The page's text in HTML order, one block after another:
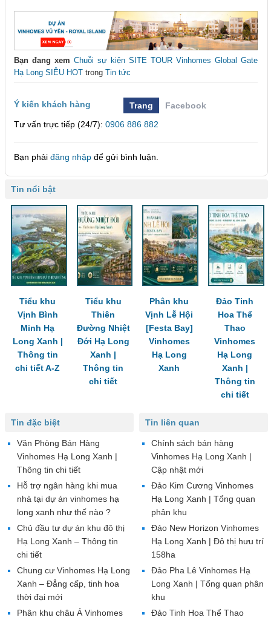
Bạn đang xem Chuỗi sự kiện SITE TOUR Vinhomes Global Gate
Hạ Long SIÊU HOT trong Tin tức
Ý kiến khách hàng Trang
Facebook
Tư vấn trực tiếp (24/7): 0906 886 882
Bạn phải đăng nhập để gửi bình luận.
Tin nổi bật
Tiểu khu
Vịnh Bình
Minh Hạ
Long Xanh |
Thông tin
chi tiết A-Z
Tiểu khu
Thiên
Đường Nhiệt
Đới Hạ Long
Xanh |
Thông tin
chi tiết
Phân khu
Vịnh Lễ Hội
[Festa Bay]
Vinhomes
Hạ Long
Xanh
Đảo Tinh
Hoa Thể
Thao
Vinhomes
Hạ Long
Xanh |
Thông tin
chi tiết
Tin liên quan
Chính sách bán hàng
Vinhomes Hạ Long Xanh |
Cập nhật mới
Đảo Kim Cương Vinhomes
Hạ Long Xanh | Tổng quan
phân khu
Đảo New Horizon Vinhomes
Hạ Long Xanh | Đô thị hưu trí
158ha
Đảo Pha Lê Vinhomes Hạ
Long Xanh | Tổng quan phân
khu
Đảo Tinh Hoa Thể Thao
Tin đặc biệt
Văn Phòng Bán Hàng
Vinhomes Hạ Long Xanh |
Thông tin chi tiết
Hỗ trợ ngân hàng khi mua
nhà tại dự án vinhomes hạ
long xanh như thế nào ?
Chủ đầu tư dự án khu đô thị
Hạ Long Xanh – Thông tin
chi tiết
Chung cư Vinhomes Hạ Long
Xanh – Đẳng cấp, tinh hoa
thời đại mới
Phân khu châu Á Vinhomes